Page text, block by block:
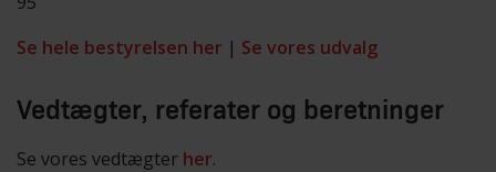
Se hele bestyrelsen her | Se vores udvalg
Vedtægter, referater og beretninger
Se vores vedtægter her.